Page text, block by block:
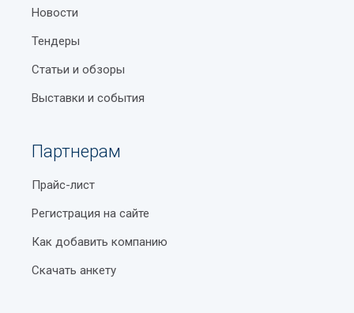
Новости
Тендеры
Статьи и обзоры
Выставки и события
Партнерам
Прайс-лист
Регистрация на сайте
Как добавить компанию
Скачать анкету